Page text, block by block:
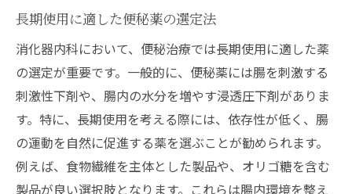
長期使用に適した便秘薬の選定法
消化器内科において、便秘治療では長期使用に適した薬
の選定が重要です。一般的に、便秘薬には腸を刺激する
刺激性下剤や、腸内の水分を増やす浸透圧下剤がありま
す。特に、長期使用を考える際には、依存性が低く、腸
の運動を自然に促進する薬を選ぶことが勧められます。
例えば、食物繊維を主体とした製品や、オリゴ糖を含む
製品が良い選択肢となります。これらは腸内環境を整え